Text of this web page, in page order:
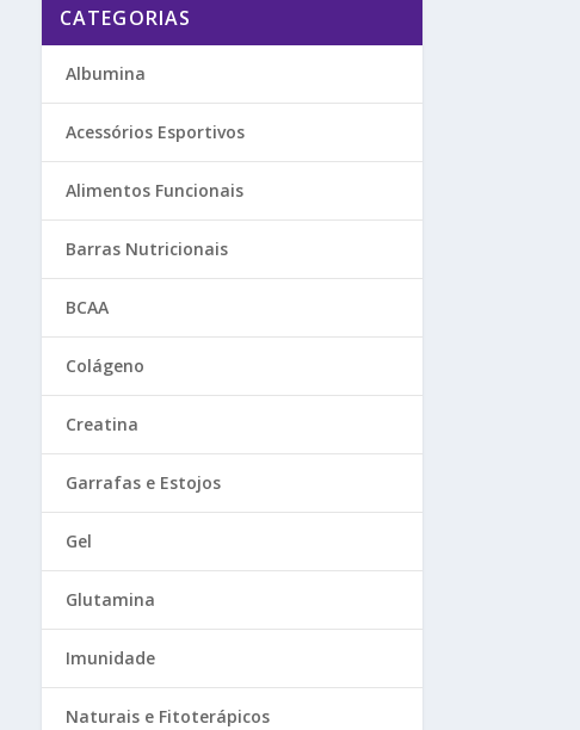
CATEGORIAS
Albumina
Acessórios Esportivos
Alimentos Funcionais
Barras Nutricionais
BCAA
Colágeno
Creatina
Garrafas e Estojos
Gel
Glutamina
Imunidade
Naturais e Fitoterápicos